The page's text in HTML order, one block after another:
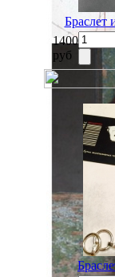
Браслет
1400
руб